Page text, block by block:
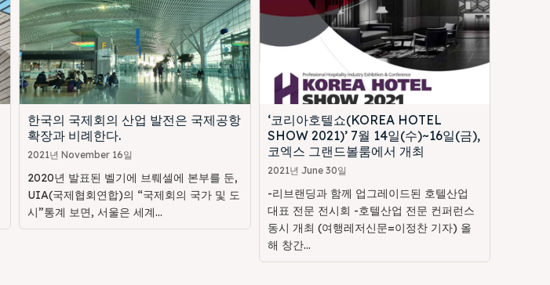
한국의 국제회의 산업 발전은 국제공항
확장과 비례한다.
2021년 November 16일
2020년 발표된 벨기에 브뤠셀에 본부를 둔,
UIA(국제협회연합)의 “국제회의 국가 및 도
시”통계 보면, 서울은 세계...
‘코리아호텔쇼(KOREA HOTEL
SHOW 2021)’ 7월 14일(수)~16일(금),
코엑스 그랜드볼룸에서 개최
2021년 June 30일
-리브랜딩과 함께 업그레이드된 호텔산업
대표 전문 전시회 -호텔산업 전문 컨퍼런스
동시 개최 (여행레저신문=이정찬 기자) 올
해 창간...